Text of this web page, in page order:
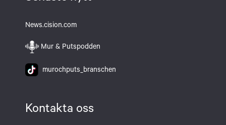
News.cision.com
Mur & Putspodden
murochputs_branschen
Kontakta oss